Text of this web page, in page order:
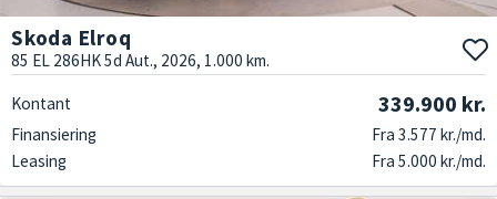
Skoda Elroq
85 EL 286HK 5d Aut., 2026, 1.000 km.
Kontant 339.900 kr.
Finansiering
Fra 3.577 kr./md.
Leasing
Fra 5.000 kr./md.